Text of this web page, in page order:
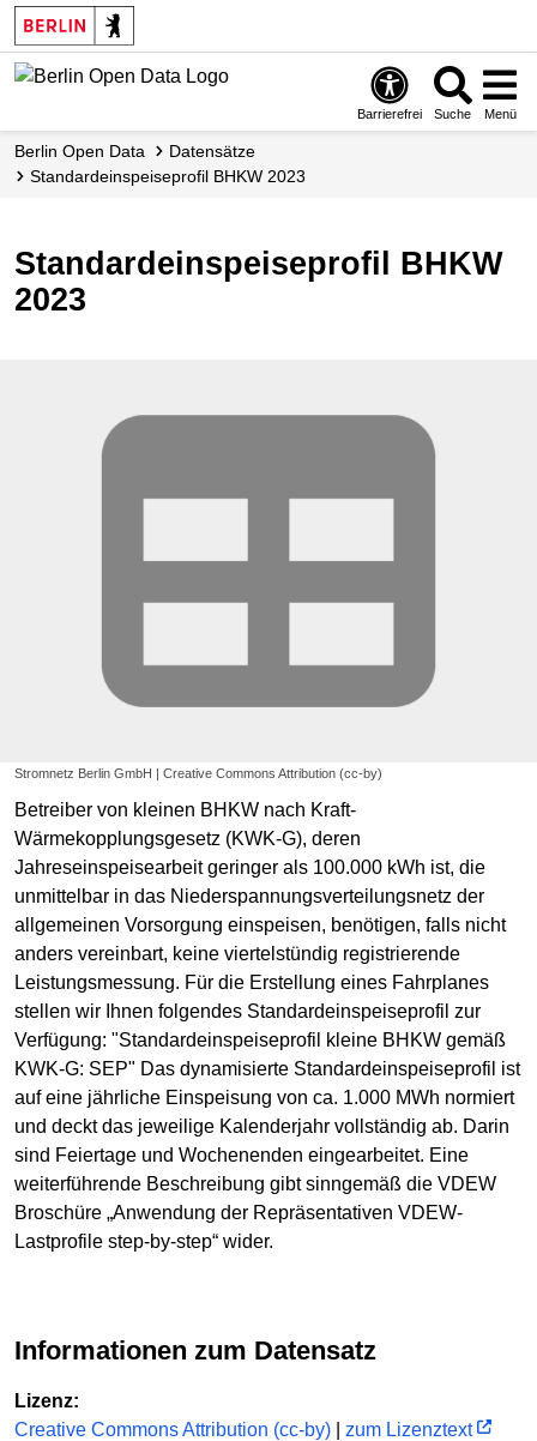
Skip
to
main
Barrierefrei Suche Menü
Berlin Open Data
Datensätze
Standardeinspeiseprofil BHKW 2023
Standardeinspeiseprofil BHKW
2023
Stromnetz Berlin GmbH | Creative Commons Attribution (cc-by)
Betreiber von kleinen BHKW nach Kraft-
Wärmekopplungsgesetz (KWK-G), deren
Jahreseinspeisearbeit geringer als 100.000 kWh ist, die
unmittelbar in das Niederspannungsverteilungsnetz der
allgemeinen Vorsorgung einspeisen, benötigen, falls nicht
anders vereinbart, keine viertelstündig registrierende
Leistungsmessung. Für die Erstellung eines Fahrplanes
stellen wir Ihnen folgendes Standardeinspeiseprofil zur
Verfügung: "Standardeinspeiseprofil kleine BHKW gemäß
KWK-G: SEP" Das dynamisierte Standardeinspeiseprofil ist
auf eine jährliche Einspeisung von ca. 1.000 MWh normiert
und deckt das jeweilige Kalenderjahr vollständig ab. Darin
sind Feiertage und Wochenenden eingearbeitet. Eine
weiterführende Beschreibung gibt sinngemäß die VDEW
Broschüre „Anwendung der Repräsentativen VDEW-
Lastprofile step-by-step“ wider.
Informationen zum Datensatz
Lizenz:
Creative Commons Attribution (cc-by)
zum Lizenztext